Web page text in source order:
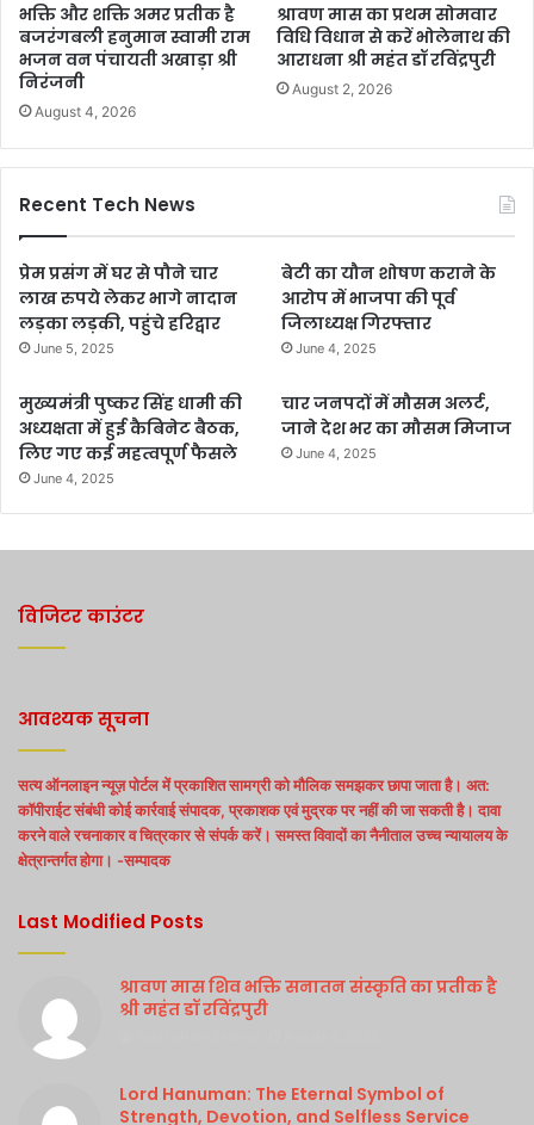
भक्ति और शक्ति अमर प्रतीक है
बजरंगबली हनुमान स्वामी राम
भजन वन पंचायती अखाड़ा श्री
निरंजनी
August 4, 2026
श्रावण मास का प्रथम सोमवार
विधि विधान से करें भोलेनाथ की
आराधना श्री महंत डॉ रविंद्रपुरी
August 2, 2026
Recent Tech News
प्रेम प्रसंग में घर से पौने चार
लाख रुपये लेकर भागे नादान
लड़का लड़की, पहुंचे हरिद्वार
June 5, 2025
बेटी का यौन शोषण कराने के
आरोप में भाजपा की पूर्व
जिलाध्यक्ष गिरफ्तार
June 4, 2025
मुख्यमंत्री पुष्कर सिंह धामी की
अध्यक्षता में हुई कैबिनेट बैठक,
लिए गए कई महत्वपूर्ण फैसले
June 4, 2025
चार जनपदों में मौसम अलर्ट,
जाने देश भर का मौसम मिजाज
June 4, 2025
विजिटर काउंटर
आवश्यक सूचना
सत्य ऑनलाइन न्यूज़ पोर्टल में प्रकाशित सामग्री को मौलिक समझकर छापा जाता है। अत:
कॉपीराईट संबंधी कोई कार्रवाई संपादक, प्रकाशक एवं मुद्रक पर नहीं की जा सकती है। दावा
करने वाले रचनाकार व चित्रकार से संपर्क करें। समस्त विवादों का नैनीताल उच्च न्यायालय के
क्षेत्रान्तर्गत होगा। -सम्पादक
Last Modified Posts
श्रावण मास शिव भक्ति सनातन संस्कृति का प्रतीक है
श्री महंत डॉ रविंद्रपुरी
Lord Hanuman: The Eternal Symbol of
Strength, Devotion, and Selfless Service